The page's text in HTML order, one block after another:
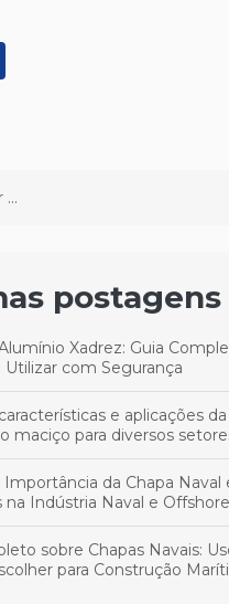
postagens
Xadrez: Guia
Utilizar com Segurança
e aplicações
maciço para diversos
Importância da Chapa Naval
na Indústria Naval e Offshore
sobre Chapas Navais:
para Construção